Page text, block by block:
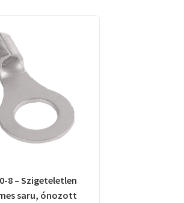
8 – Szigeteletlen
saru, ónozott